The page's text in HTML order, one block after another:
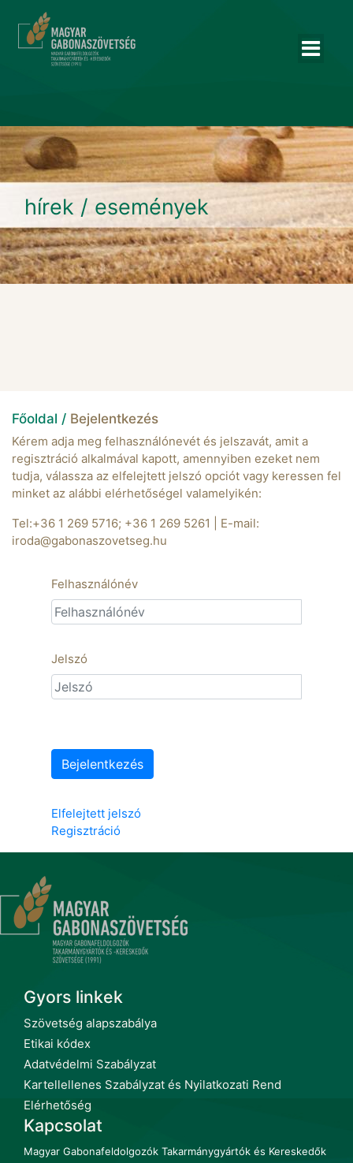
hírek / események
Főoldal / Bejelentkezés
Kérem adja meg felhasználónevét és jelszavát, amit a
regisztráció alkalmával kapott, amennyiben ezeket nem
tudja, válassza az elfelejtett jelszó opciót vagy keressen fel
minket az alábbi elérhetőségel valamelyikén:
Tel:+36 1 269 5716; +36 1 269 5261 | E-mail:
iroda@gabonaszovetseg.hu
Felhasználónév
Jelszó
Bejelentkezés
Elfelejtett jelszó
Regisztráció
Gyors linkek
Szövetség alapszabálya
Etikai kódex
Adatvédelmi Szabályzat
Kartellellenes Szabályzat és Nyilatkozati Rend
Elérhetőség
Kapcsolat
Magyar Gabonafeldolgozók Takarmánygyártók és Kereskedők